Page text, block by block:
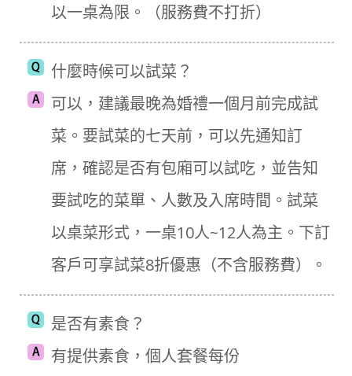
以一桌為限。（服務費不打折）
什麼時候可以試菜？
可以，建議最晚為婚禮一個月前完成試
菜。要試菜的七天前，可以先通知訂
席，確認是否有包廂可以試吃，並告知
要試吃的菜單、人數及入席時間。試菜
以桌菜形式，一桌10人~12人為主。下訂
客戶可享試菜8折優惠（不含服務費）。
是否有素食？
有提供素食，個人套餐每份